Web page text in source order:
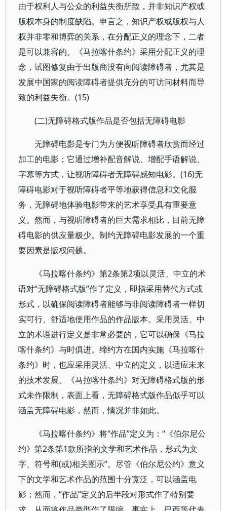
由于权利人与公众的利益失衡所致，并非知识产权或
版权本身的制度缺陷。申言之，知识产权或版权与人
权并非零和博弈的关系，在分配正义的理念下，二者
是可以兼容的。《马拉喀什条约》采用分配正义的理
念，试图修复由于出版商没有向阅读障碍者，尤其是
发展中国家的阅读障碍者提供充分的可访问材料而导
致的利益失衡。(15)
(二)无障碍格式版作品是否包括无障碍电影
无障碍电影是专门为方便视听障碍者欣赏而经过
加工的电影；它通过增补配音解说、增配手语解说、
字幕等方式，让视听障碍者无障碍感知电影。(16)无
障碍电影对于视听障碍者平等地获得信息和文化服
务，无障碍地体验电影带来的艺术享受具有重要意
义。然而，与视听障碍者的巨大需求相比，目前无障
碍电影的供应量极少。制约无障碍电影发展的一个重
要因素是版权问题。
《马拉喀什条约》第2条第2项以灵活、中立的术
语对“无障碍格式版”作了定义，即指采用替代方式或
形式，以确保阅读障碍者能够与非阅读障碍者一样切
实可行、舒适地使用作品的作品版本。采用灵活、中
立的术语进行定义是非常必要的，它可以确保《马拉
喀什条约》与时俱进。缔约方在国内实施《马拉喀什
条约》时，也应采用灵活、中立的定义，以适应未来
的技术发展。《马拉喀什条约》对无障碍格式版的形
式未作限制，表面上看，无障碍格式版作品似乎可以
涵盖无障碍电影，然而，情况并非如此。
《马拉喀什条约》将“作品”定义为：“《伯尔尼公
约》第2条第1款所指的文学和艺术作品，形式为文
字、符号和(或)相关图示”。尽管《伯尔尼公约》意义
下的文学和艺术作品的范围十分宽泛，可以涵盖电
影；然而，“作品”定义的后半段对形式作了特别要